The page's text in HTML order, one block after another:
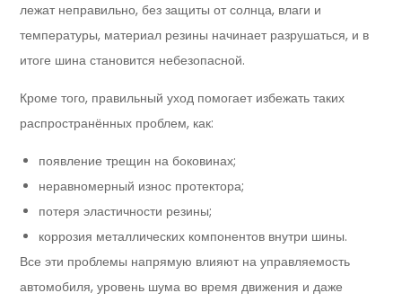
лежат неправильно, без защиты от солнца, влаги и
температуры, материал резины начинает разрушаться, и в
итоге шина становится небезопасной.
Кроме того, правильный уход помогает избежать таких
распространённых проблем, как:
появление трещин на боковинах;
неравномерный износ протектора;
потеря эластичности резины;
коррозия металлических компонентов внутри шины.
Все эти проблемы напрямую влияют на управляемость
автомобиля, уровень шума во время движения и даже